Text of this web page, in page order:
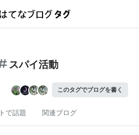
スパイ活動
このタグでブログを書く
で話題 関連ブログ